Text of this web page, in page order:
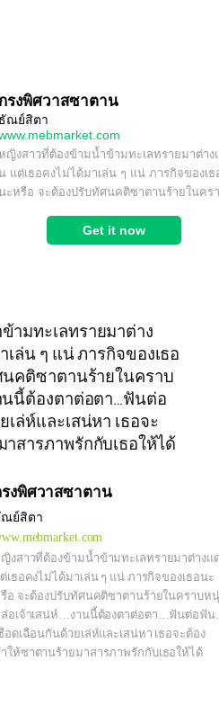
มทะเลทรายมาต่าง
ล่น ๆ แน่ ภารกิจของเธอ
คติซาตานร้ายในคราบ
นนี้ต้องตาต่อตา…ฟันต่อ
ล่ห์และเสน่หา เธอจะ
สารภาพรักกับเธอให้ได้
รงพิศวาสซาตาน
ย์สิตา
งสาวที่ต้องข้ามน้ำข้ามทะเลทรายมาต่างแ
เธอคงไม่ได้มาเล่น ๆ แน่ ภารกิจของเธอนะ
อ จะต้องปรับทัศนคติซาตานร้ายในคราบห
อเจ้าเสน่ห์…งานนี้ต้องตาต่อตา…ฟันต่อฟั
อดเฉือนกันด้วยเล่ห์และเสน่หา เธอจะต้อง
ให้ซาตานร้ายมาสารภาพรักกับเธอให้ได้